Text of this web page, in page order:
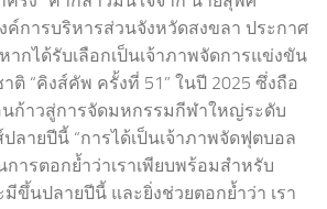
การบริหารส่วนจังหวัดสงขลา ประกาศ
กได้รับเลือกเป็นเจ้าภาพจัดการแข่งขัน
“คิงส์คัพ ครั้งที่ 51” ในปี 2025 ซึ่งถือ
ก้าวสู่การจัดมหกรรมกีฬาใหญ่ระดับ
ลายปีนี้ “การได้เป็นเจ้าภาพจัดฟุตบอล
การตอกย้ำว่าเราเพียบพร้อมสำหรับ
ขึ้นปลายปีนี้ และยิ่งช่วยตอกย้ำว่า เรา